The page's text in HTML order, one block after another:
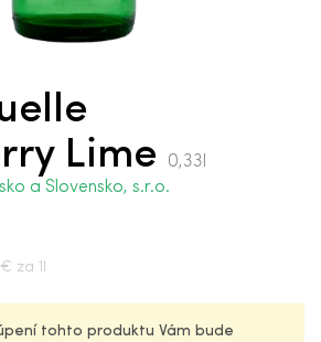
Lime
0,33l
a Slovensko, s.r.o.
za 1l
tohto produktu Vám bude